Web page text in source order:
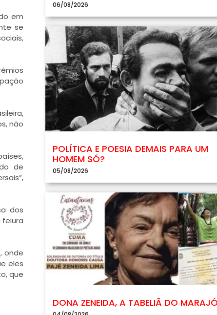
em
se
não
de
dos
feiura
onde
eles
que
06/08/2026
POLÍTICA E POESIA DEMAIS PARA UM
HOMEM SÓ?
05/08/2026
DONA ZENEIDA, A TABELIÃ DO